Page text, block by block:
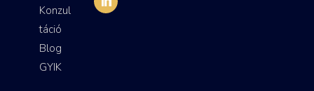
Konzul
táció
Blog
GYIK